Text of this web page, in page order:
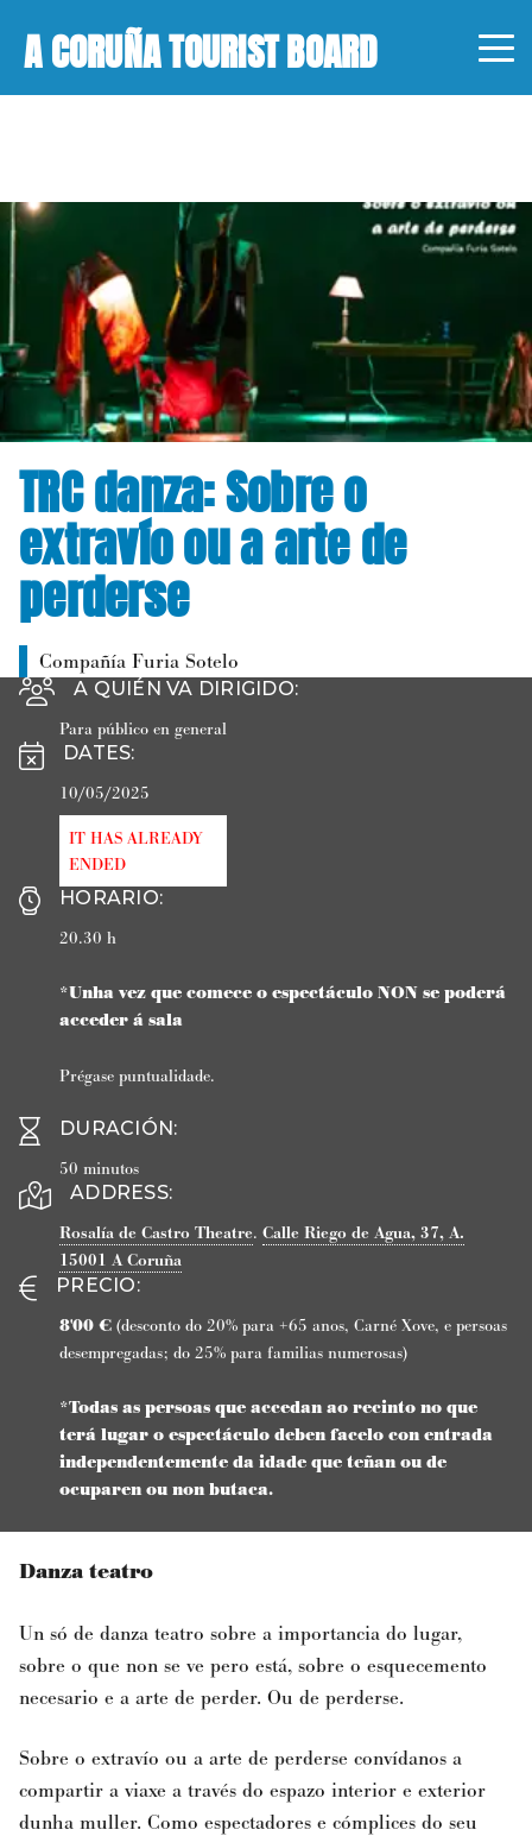
A CORUÑA TOURIST BOARD
TRC danza: Sobre o
extravío ou a arte de
perderse
Compañía Furia Sotelo
A QUIÉN VA DIRIGIDO:
Para público en general
DATES:
10/05/2025
IT HAS ALREADY
ENDED
HORARIO:
20.30 h
*Unha vez que comece o espectáculo NON se poderá
acceder á sala
Prégase puntualidade.
DURACIÓN:
50 minutos
ADDRESS:
Rosalía de Castro Theatre. Calle Riego de Agua, 37, A.
15001 A Coruña
PRECIO:
8'00 € (desconto do 20% para +65 anos, Carné Xove, e persoas
desempregadas; do 25% para familias numerosas)
*Todas as persoas que accedan ao recinto no que
terá lugar o espectáculo deben facelo con entrada
independentemente da idade que teñan ou de
ocuparen ou non butaca.
Danza teatro
Un só de danza teatro sobre a importancia do lugar,
sobre o que non se ve pero está, sobre o esquecemento
necesario e a arte de perder. Ou de perderse.
Sobre o extravío ou a arte de perderse convídanos a
compartir a viaxe a través do espazo interior e exterior
dunha muller. Como espectadores e cómplices do seu